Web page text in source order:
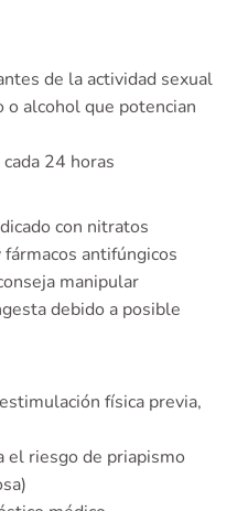
de la actividad sexual
alcohol que potencian
24 horas
con nitratos
antifúngicos
manipular
debido a posible
física previa,
el riesgo de priapismo